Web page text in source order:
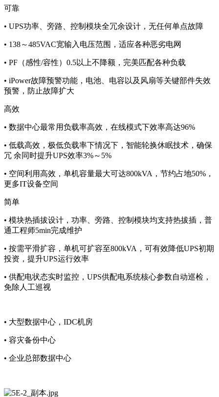
可靠
• UPS功率、旁路、控制模块全冗余设计，无任何单点故障
• 138～485VAC宽输入电压范围，适应各种恶劣电网
• PF（感性/容性）0.5以上不降额，完美匹配各种负载
• iPower故障预警功能，电池、电容以及风扇等关键部件失效
预警，防止故障扩大
高效
• 数据中心最常用负载率高效，在线模式下效率高达96%
• 低载高效，极低负载率下情况下，智能轮换休眠技术，确保
冗 余同时提升UPS效率3%～5%
• 空间利用高效，单机容量最大可达800kVA，节约占地50%，
更多IT设备空间
简单
• 模块热插拔设计，功率、旁路、控制模块均支持热拔插，普
通工程师5min完成维护
• 按需平滑扩容，单机可扩容至800kVA，可有效降低UPS初期
投资，提升UPS运行效率
• 供配电状态实时监控，UPS供配电系统核心参数自动巡检，
免除人工巡视
• 大型数据中心，IDC机房
• 容灾备份中心
• 企业总部数据中心